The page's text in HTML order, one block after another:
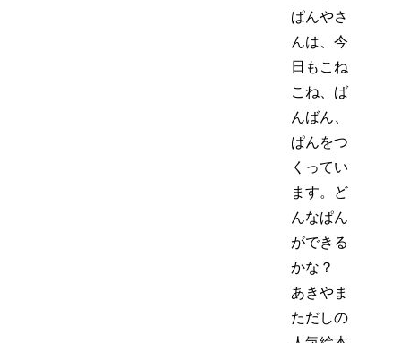
ぱんやさ
んは、今
日もこね
こね、ば
んばん、
ぱんをつ
くってい
ます。ど
んなぱん
ができる
かな？
あきやま
ただしの